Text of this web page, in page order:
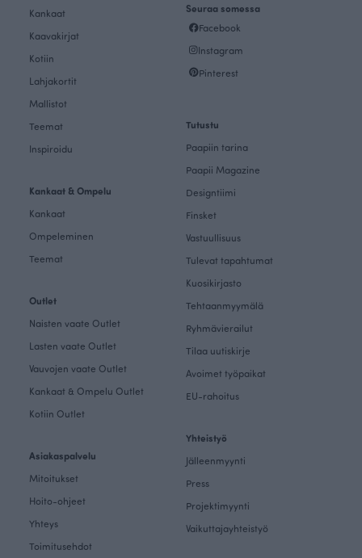
Kankaat
Kaavakirjat
Kotiin
Lahjakortit
Mallistot
Teemat
Inspiroidu
Kankaat & Ompelu
Kankaat
Ompeleminen
Teemat
Outlet
Naisten vaate Outlet
Lasten vaate Outlet
Vauvojen vaate Outlet
Kankaat & Ompelu Outlet
Kotiin Outlet
Asiakaspalvelu
Mitoitukset
Hoito-ohjeet
Yhteys
Toimitusehdot
Seuraa somessa
Facebook
Instagram
Pinterest
Tutustu
Paapiin tarina
Paapii Magazine
Designtiimi
Finsket
Vastuullisuus
Tulevat tapahtumat
Kuosikirjasto
Tehtaanmyymälä
Ryhmävierailut
Tilaa uutiskirje
Avoimet työpaikat
EU-rahoitus
Yhteistyö
Jälleenmyynti
Press
Projektimyynti
Vaikuttajayhteistyö